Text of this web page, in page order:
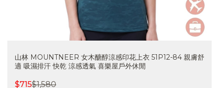
山林 MOUNTNEER 女木醣醇涼感印花上衣 51P12-84 親膚舒
適 吸濕排汗 快乾 涼感透氣 喜樂屋戶外休閒
$715$1,580